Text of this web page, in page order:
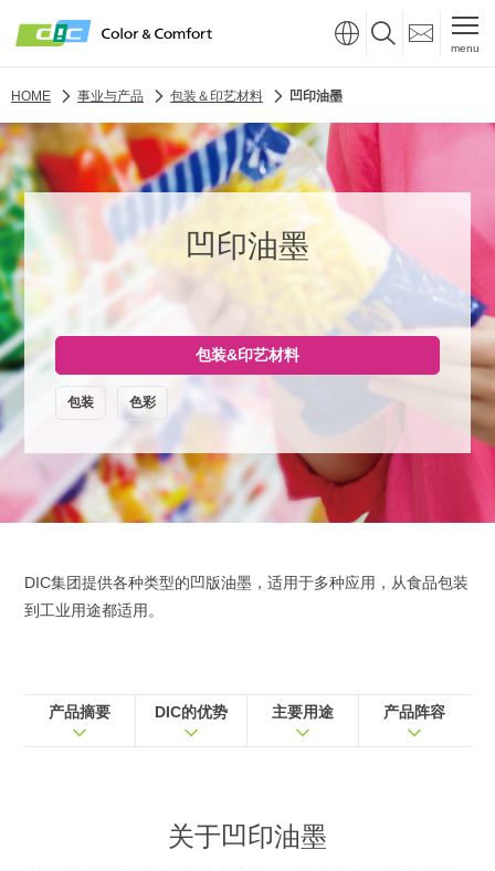
menu
HOME 事业与产品 包装＆印艺材料 凹印油墨
凹印油墨
包装&印艺材料
包装 色彩
DIC集团提供各种类型的凹版油墨，适用于多种应用，从食品包装
到工业用途都适用。
产品摘要 DIC的优势 主要用途 产品阵容
关于凹印油墨